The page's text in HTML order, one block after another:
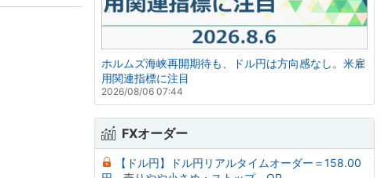
ホルムズ海峡再開期待も、ドル円は方向感なし。米雇
用関連指標に注目
2026/08/06 07:44
FXオーダー
【ドル円】ドル円リアルタイムオーダー＝158.00